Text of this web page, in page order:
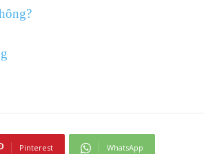
Pinterest WhatsApp